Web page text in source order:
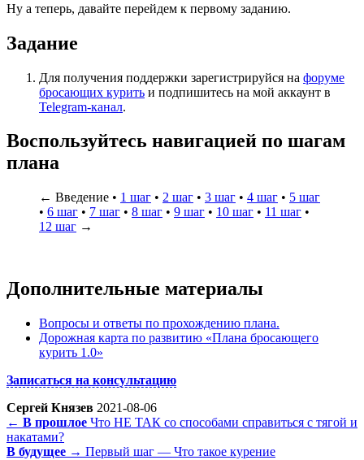
Ну а теперь, давайте перейдем к первому заданию.
Задание
Для получения поддержки зарегистрируйся на форуме
бросающих курить и подпишитесь на мой аккаунт в
Telegram-канал.
Воспользуйтесь навигацией по шагам
плана
← Введение • 1 шаг • 2 шаг • 3 шаг • 4 шаг • 5 шаг
• 6 шаг • 7 шаг • 8 шаг • 9 шаг • 10 шаг • 11 шаг •
12 шаг →
Дополнительные материалы
Вопросы и ответы по прохождению плана.
Дорожная карта по развитию «Плана бросающего
курить 1.0»
Записаться на консультацию
Сергей Князев 2021-08-06
← В прошлое Что НЕ ТАК со способами справиться с тягой и
накатами?
В будущее → Первый шаг — Что такое курение